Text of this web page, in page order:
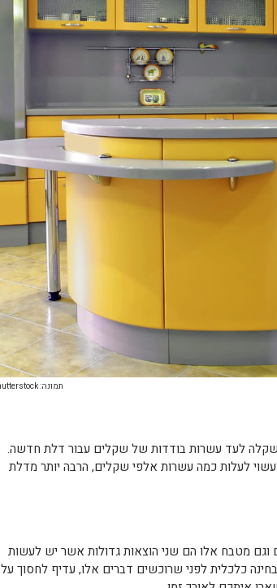
תמונה: shutterstock
שקלה לעד עשרות בודדות של שקלים עבור דלת חדשה.
לעלות כמה עשרות אלפי שקלים, הרבה יותר מדלת
וגם מטבח אלו הם שני הוצאות גדולות אשר יש לעשות
כלכלית לפני שרוכשים דברים אלו, עדיף לחסוך על